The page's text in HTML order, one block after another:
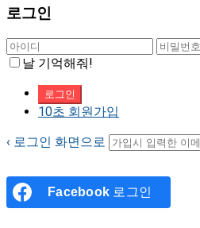
로그인
날 기억해줘!
10초 회원가입
‹ 로그인 화면으로
Facebook 로그인